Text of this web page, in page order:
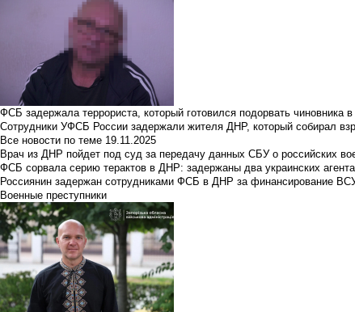
ФСБ задержала террориста, который готовился подорвать чиновника
Сотрудники УФСБ России задержали жителя ДНР, который собирал
Все новости по теме 19.11.2025
Врач из ДНР пойдет под суд за передачу данных СБУ о российских
ФСБ сорвала серию терактов в ДНР: задержаны два украинских агента
Россиянин задержан сотрудниками ФСБ в ДНР за финансирование
Военные преступники